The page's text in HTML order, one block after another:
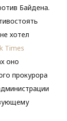
Байдена.
хотел
Times
оно
прокурора